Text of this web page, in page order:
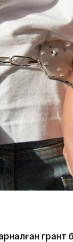
грант